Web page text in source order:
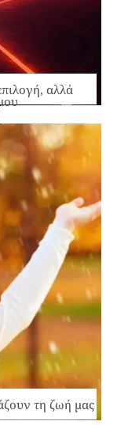
αλλά
τη ζωή μας